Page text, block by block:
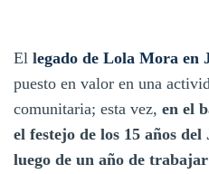
El legado de Lola Mora en
puesto en valor en una
comunitaria; esta vez, en el
el festejo de los 15 años
luego de un año de